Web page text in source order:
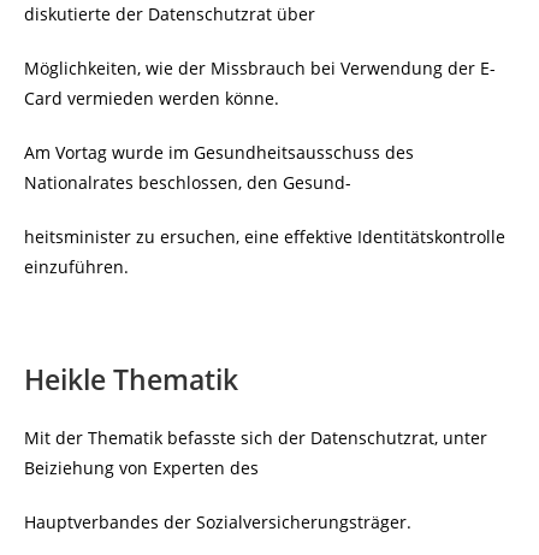
diskutierte der Datenschutzrat über
Möglichkeiten, wie der Missbrauch bei Verwendung der E-
Card vermieden werden könne.
Am Vortag wurde im Gesundheitsausschuss des
Nationalrates beschlossen, den Gesund-
heitsminister zu ersuchen, eine effektive Identitätskontrolle
einzuführen.
Heikle Thematik
Mit der Thematik befasste sich der Datenschutzrat, unter
Beiziehung von Experten des
Hauptverbandes der Sozialversicherungsträger.